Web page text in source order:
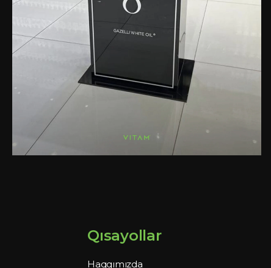
Qısayollar
Haqqımızda